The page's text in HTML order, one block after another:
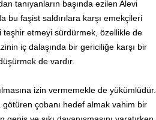
tanıyanların başında ezilen Alevi
bu faşist saldırılara karşı emekçileri
teşhir etmeyi sürdürmek, özellikle de
iç dalaşında bir gericiliğe karşı bir
de vardır.
izin vermemekle de yükümlüdür.
çobanı hedef almak vahim bir